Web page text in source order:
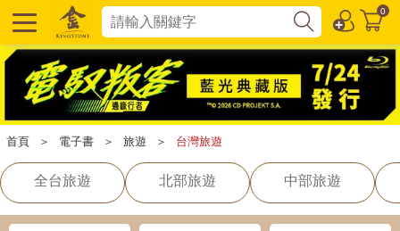
0
首頁 ＞ 電子書 ＞ 旅遊 ＞ 台灣旅遊
全台旅遊 北部旅遊 中部旅遊